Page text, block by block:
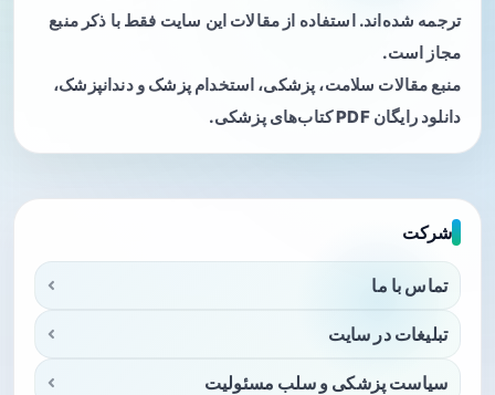
ترجمه شده‌اند. استفاده از مقالات این سایت فقط با ذکر منبع
مجاز است.
منبع مقالات سلامت، پزشکی، استخدام پزشک و دندانپزشک،
دانلود رایگان PDF کتاب‌های پزشکی.
شرکت
تماس با ما
تبلیغات در سایت
سیاست پزشکی و سلب مسئولیت